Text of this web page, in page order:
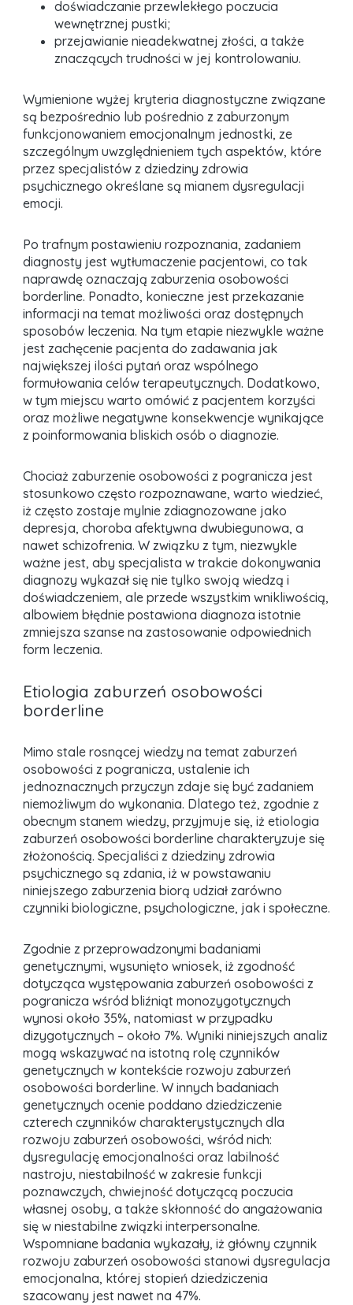
doświadczanie przewlekłego poczucia
wewnętrznej pustki;
przejawianie nieadekwatnej złości, a także
znaczących trudności w jej kontrolowaniu.
Wymienione wyżej kryteria diagnostyczne związane
są bezpośrednio lub pośrednio z zaburzonym
funkcjonowaniem emocjonalnym jednostki, ze
szczególnym uwzględnieniem tych aspektów, które
przez specjalistów z dziedziny zdrowia
psychicznego określane są mianem dysregulacji
emocji.
Po trafnym postawieniu rozpoznania, zadaniem
diagnosty jest wytłumaczenie pacjentowi, co tak
naprawdę oznaczają zaburzenia osobowości
borderline. Ponadto, konieczne jest przekazanie
informacji na temat możliwości oraz dostępnych
sposobów leczenia. Na tym etapie niezwykle ważne
jest zachęcenie pacjenta do zadawania jak
największej ilości pytań oraz wspólnego
formułowania celów terapeutycznych. Dodatkowo,
w tym miejscu warto omówić z pacjentem korzyści
oraz możliwe negatywne konsekwencje wynikające
z poinformowania bliskich osób o diagnozie.
Chociaż zaburzenie osobowości z pogranicza jest
stosunkowo często rozpoznawane, warto wiedzieć,
iż często zostaje mylnie zdiagnozowane jako
depresja, choroba afektywna dwubiegunowa, a
nawet schizofrenia. W związku z tym, niezwykle
ważne jest, aby specjalista w trakcie dokonywania
diagnozy wykazał się nie tylko swoją wiedzą i
doświadczeniem, ale przede wszystkim wnikliwością,
albowiem błędnie postawiona diagnoza istotnie
zmniejsza szanse na zastosowanie odpowiednich
form leczenia.
Etiologia zaburzeń osobowości
borderline
Mimo stale rosnącej wiedzy na temat zaburzeń
osobowości z pogranicza, ustalenie ich
jednoznacznych przyczyn zdaje się być zadaniem
niemożliwym do wykonania. Dlatego też, zgodnie z
obecnym stanem wiedzy, przyjmuje się, iż etiologia
zaburzeń osobowości borderline charakteryzuje się
złożonością. Specjaliści z dziedziny zdrowia
psychicznego są zdania, iż w powstawaniu
niniejszego zaburzenia biorą udział zarówno
czynniki biologiczne, psychologiczne, jak i społeczne.
Zgodnie z przeprowadzonymi badaniami
genetycznymi, wysunięto wniosek, iż zgodność
dotycząca występowania zaburzeń osobowości z
pogranicza wśród bliźniąt monozygotycznych
wynosi około 35%, natomiast w przypadku
dizygotycznych – około 7%. Wyniki niniejszych analiz
mogą wskazywać na istotną rolę czynników
genetycznych w kontekście rozwoju zaburzeń
osobowości borderline. W innych badaniach
genetycznych ocenie poddano dziedziczenie
czterech czynników charakterystycznych dla
rozwoju zaburzeń osobowości, wśród nich:
dysregulację emocjonalności oraz labilność
nastroju, niestabilność w zakresie funkcji
poznawczych, chwiejność dotyczącą poczucia
własnej osoby, a także skłonność do angażowania
się w niestabilne związki interpersonalne.
Wspomniane badania wykazały, iż główny czynnik
rozwoju zaburzeń osobowości stanowi dysregulacja
emocjonalna, której stopień dziedziczenia
szacowany jest nawet na 47%.